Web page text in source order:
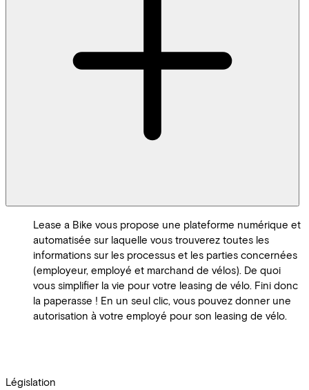
Lease a Bike vous propose une plateforme numérique et
automatisée sur laquelle vous trouverez toutes les
informations sur les processus et les parties concernées
(employeur, employé et marchand de vélos). De quoi
vous simplifier la vie pour votre leasing de vélo. Fini donc
la paperasse ! En un seul clic, vous pouvez donner une
autorisation à votre employé pour son leasing de vélo.
Législation